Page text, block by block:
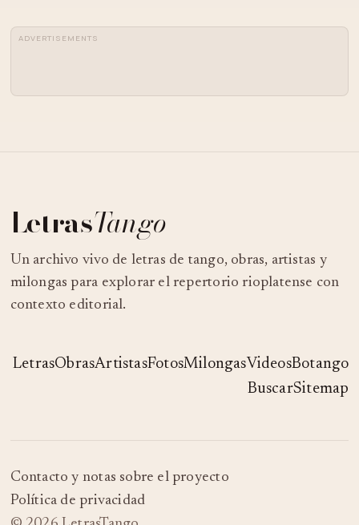
ADVERTISEMENTS
LetrasTango
Un archivo vivo de letras de tango, obras, artistas y
milongas para explorar el repertorio rioplatense con
contexto editorial.
LetrasObrasArtistasFotosMilongasVideosBotango
BuscarSitemap
Contacto y notas sobre el proyecto
Política de privacidad